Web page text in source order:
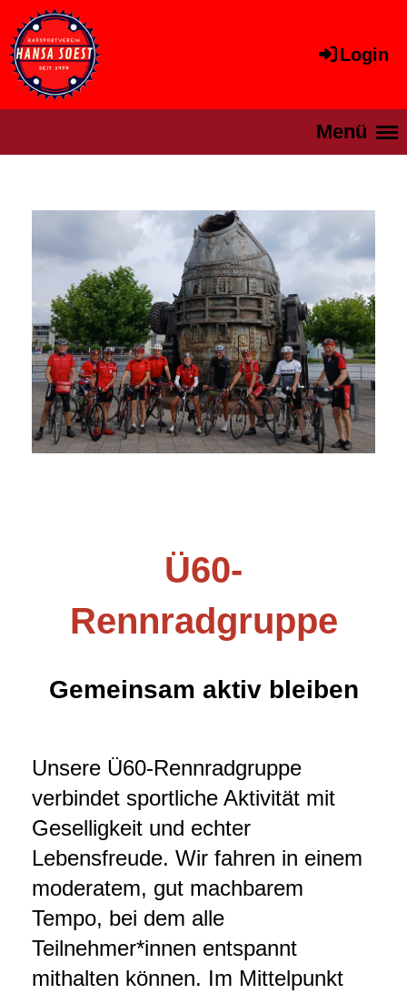
Login
Menü
Ü60-
Rennradgruppe
Gemeinsam aktiv bleiben
Unsere Ü60-Rennradgruppe
verbindet sportliche Aktivität mit
Geselligkeit und echter
Lebensfreude. Wir fahren in einem
moderatem, gut machbarem
Tempo, bei dem alle
Teilnehmer*innen entspannt
mithalten können. Im Mittelpunkt